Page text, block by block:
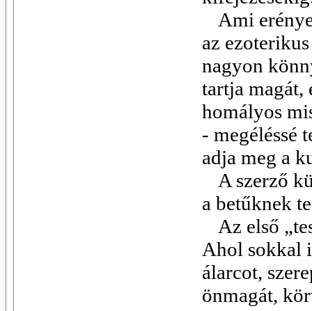
Ami
az
nagyon
tartja magát,
homályos
- megéléssé
adja meg a
A szerző
a betűknek
Az első
Ahol sokkal
álarcot,
önmagát,